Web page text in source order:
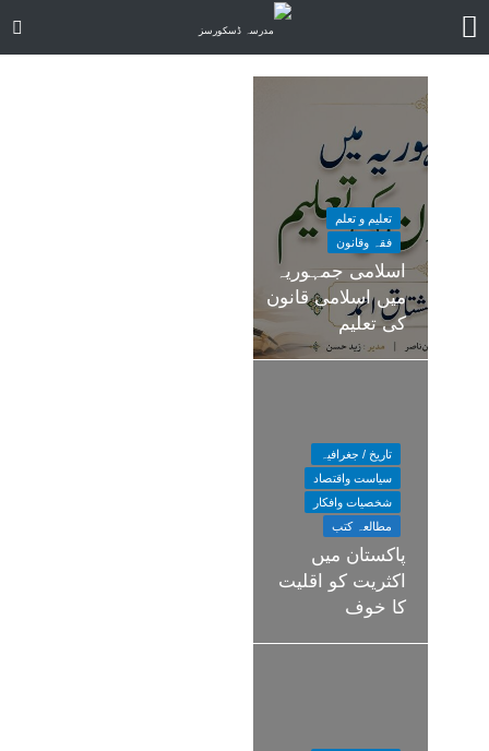
تعلیم و تعلم
فقہ وقانون
اسلامی جمہوریہ
میں اسلامی قانون
کی تعلیم
تاریخ / جغرافیہ
سیاست واقتصاد
شخصیات وافکار
مطالعہ کتب
پاکستان میں
اکثریت کو اقلیت
کا خوف